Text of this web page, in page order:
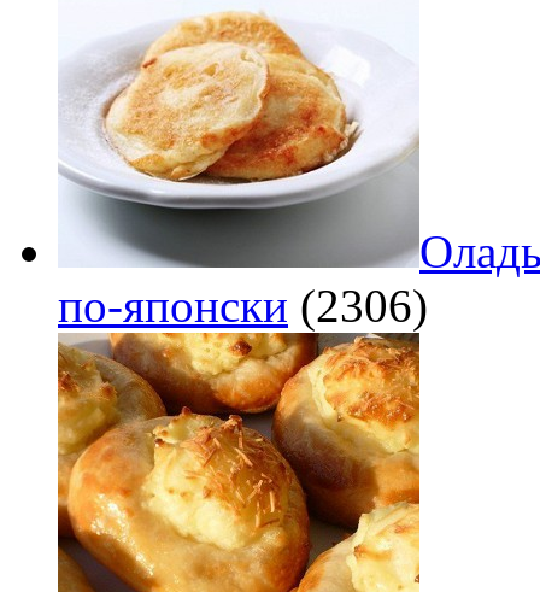
по‑японски (2306)